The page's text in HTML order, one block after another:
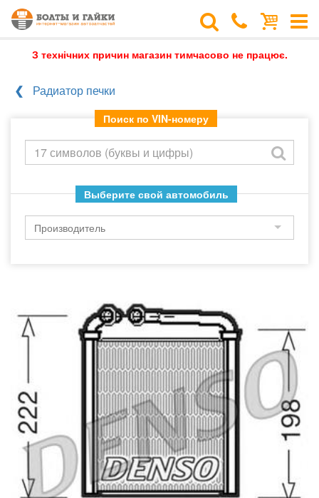
З технічних причин магазин тимчасово не працює.
Радиатор печки
Поиск по VIN-номеру
Выберите свой автомобиль